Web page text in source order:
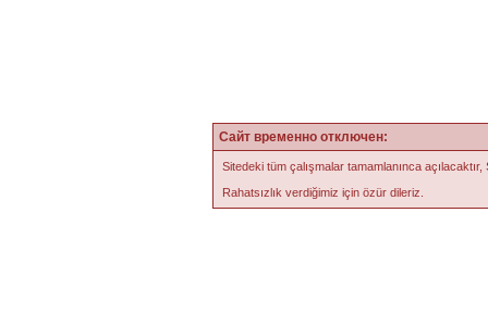
Сайт временно отключен:
Sitedeki tüm çalışmalar tamamlanınca
Rahatsızlık verdiğimiz için özür dileriz.